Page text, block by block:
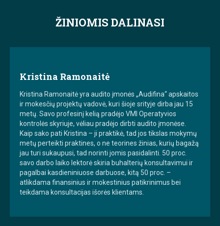
ŽINIOMIS DALINASI
Kristina Ramonaitė
Kristina Ramonaitė yra audito įmonės „Audifina“ apskaitos
ir mokesčių projektų vadovė, kuri šioje srityje dirba jau 15
metų. Savo profesinį kelią pradėjo VMI Operatyvios
kontrolės skyriuje, vėliau pradėjo dirbti audito įmonėse.
Kaip sako pati Kristina – ji praktikė, tad jos tikslas mokymų
metų perteikti praktines, o ne teorines žinias, kurių bagažą
jau turi sukaupusi, tad norinti jomis pasidalinti. 50 proc.
savo darbo laiko lektorė skiria buhalterių konsultavimui ir
pagalbai kasdieniniuose darbuose, kitą 50 proc. –
atlikdama finansinius ir mokestinius patikrinimus bei
teikdama konsultacijas išorės klientams.